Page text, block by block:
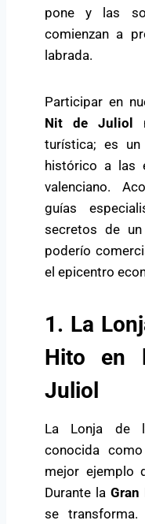
pone y las
comienzan a
labrada.
Participar en
Nit de Juliol
turística; es
histórico a las
valenciano.
guías
secretos de
poderío
el epicentro
1. La
Hito en
Juliol
La Lonja de
conocida
mejor ejemplo
Durante la Gran
se